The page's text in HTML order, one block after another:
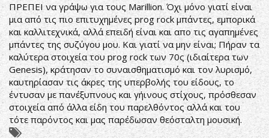
ΠΡΕΠΕΙ να γράψω για τους Marillion. Όχι μόνο γιατί είναι
μια από τις πιο επιτυχημένες prog rock μπάντες, εμπορικά
και καλλιτεχνικά, αλλά επειδή είναι και απο τις αγαπημένες
μπάντες της συζύγου μου. Και γιατί να μην είναι; Πήραν τα
καλύτερα στοιχεία του prog rock των 70ς (ιδιαίτερα των
Genesis), κράτησαν το συναισθηματισμό και τον λυρισμό,
καυτηρίασαν τις άκρες της υπερβολής του είδους, το
έντυσαν με πανέξυπνους και γήινους στίχους, πρόσθεσαν
στοιχεία από άλλα είδη του παρελθόντος αλλά και του
τότε παρόντος και μας παρέδωσαν θεόσταλτη μουσική.